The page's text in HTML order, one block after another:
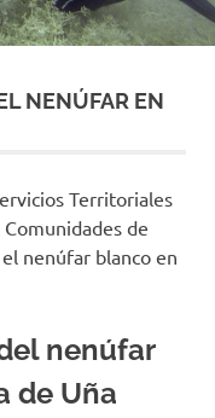
NENÚFAR EN
Territoriales
de
nenúfar blanco en
nenúfar
de Uña